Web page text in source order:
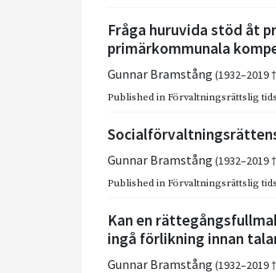
Fråga huruvida stöd åt
primärkommunala
Gunnar Bramstång (1932–2019
Published inFörvaltningsrättslig
Gunnar Bramstång (1932–2019
Published inFörvaltningsrättslig
Kan en
ingå förlikning innan
Gunnar Bramstång (1932–2019